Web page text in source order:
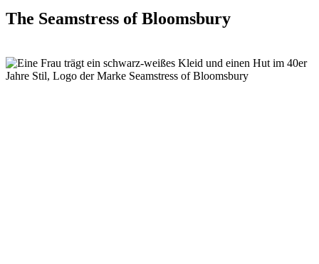
The Seamstress of Bloomsbury